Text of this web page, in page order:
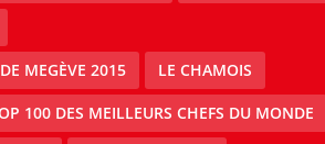
MEGÈVE 2015 LE CHAMOIS
100 DES MEILLEURS CHEFS DU MONDE